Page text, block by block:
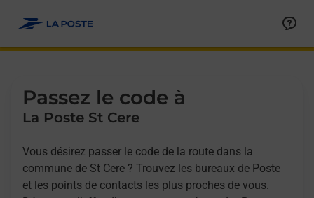
Passez le code à
La Poste St Cere
Vous désirez passer le code de la route dans la
commune de St Cere ? Trouvez les bureaux de Poste
et les points de contacts les plus proches de vous.